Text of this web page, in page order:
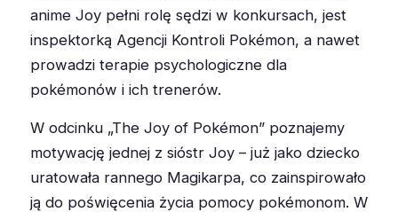
anime Joy pełni rolę sędzi w konkursach, jest
inspektorką Agencji Kontroli Pokémon, a nawet
prowadzi terapie psychologiczne dla
pokémonów i ich trenerów.
W odcinku „The Joy of Pokémon” poznajemy
motywację jednej z sióstr Joy – już jako dziecko
uratowała rannego Magikarpa, co zainspirowało
ją do poświęcenia życia pomocy pokémonom. W